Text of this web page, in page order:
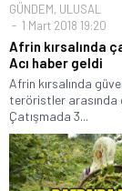
GÜNDEM, ULUSAL
1 Mart 2018 19:20
Afrin kırsalında
Acı haber geldi
Afrin kırsalında
teröristler arasında
Çatışmada 3...